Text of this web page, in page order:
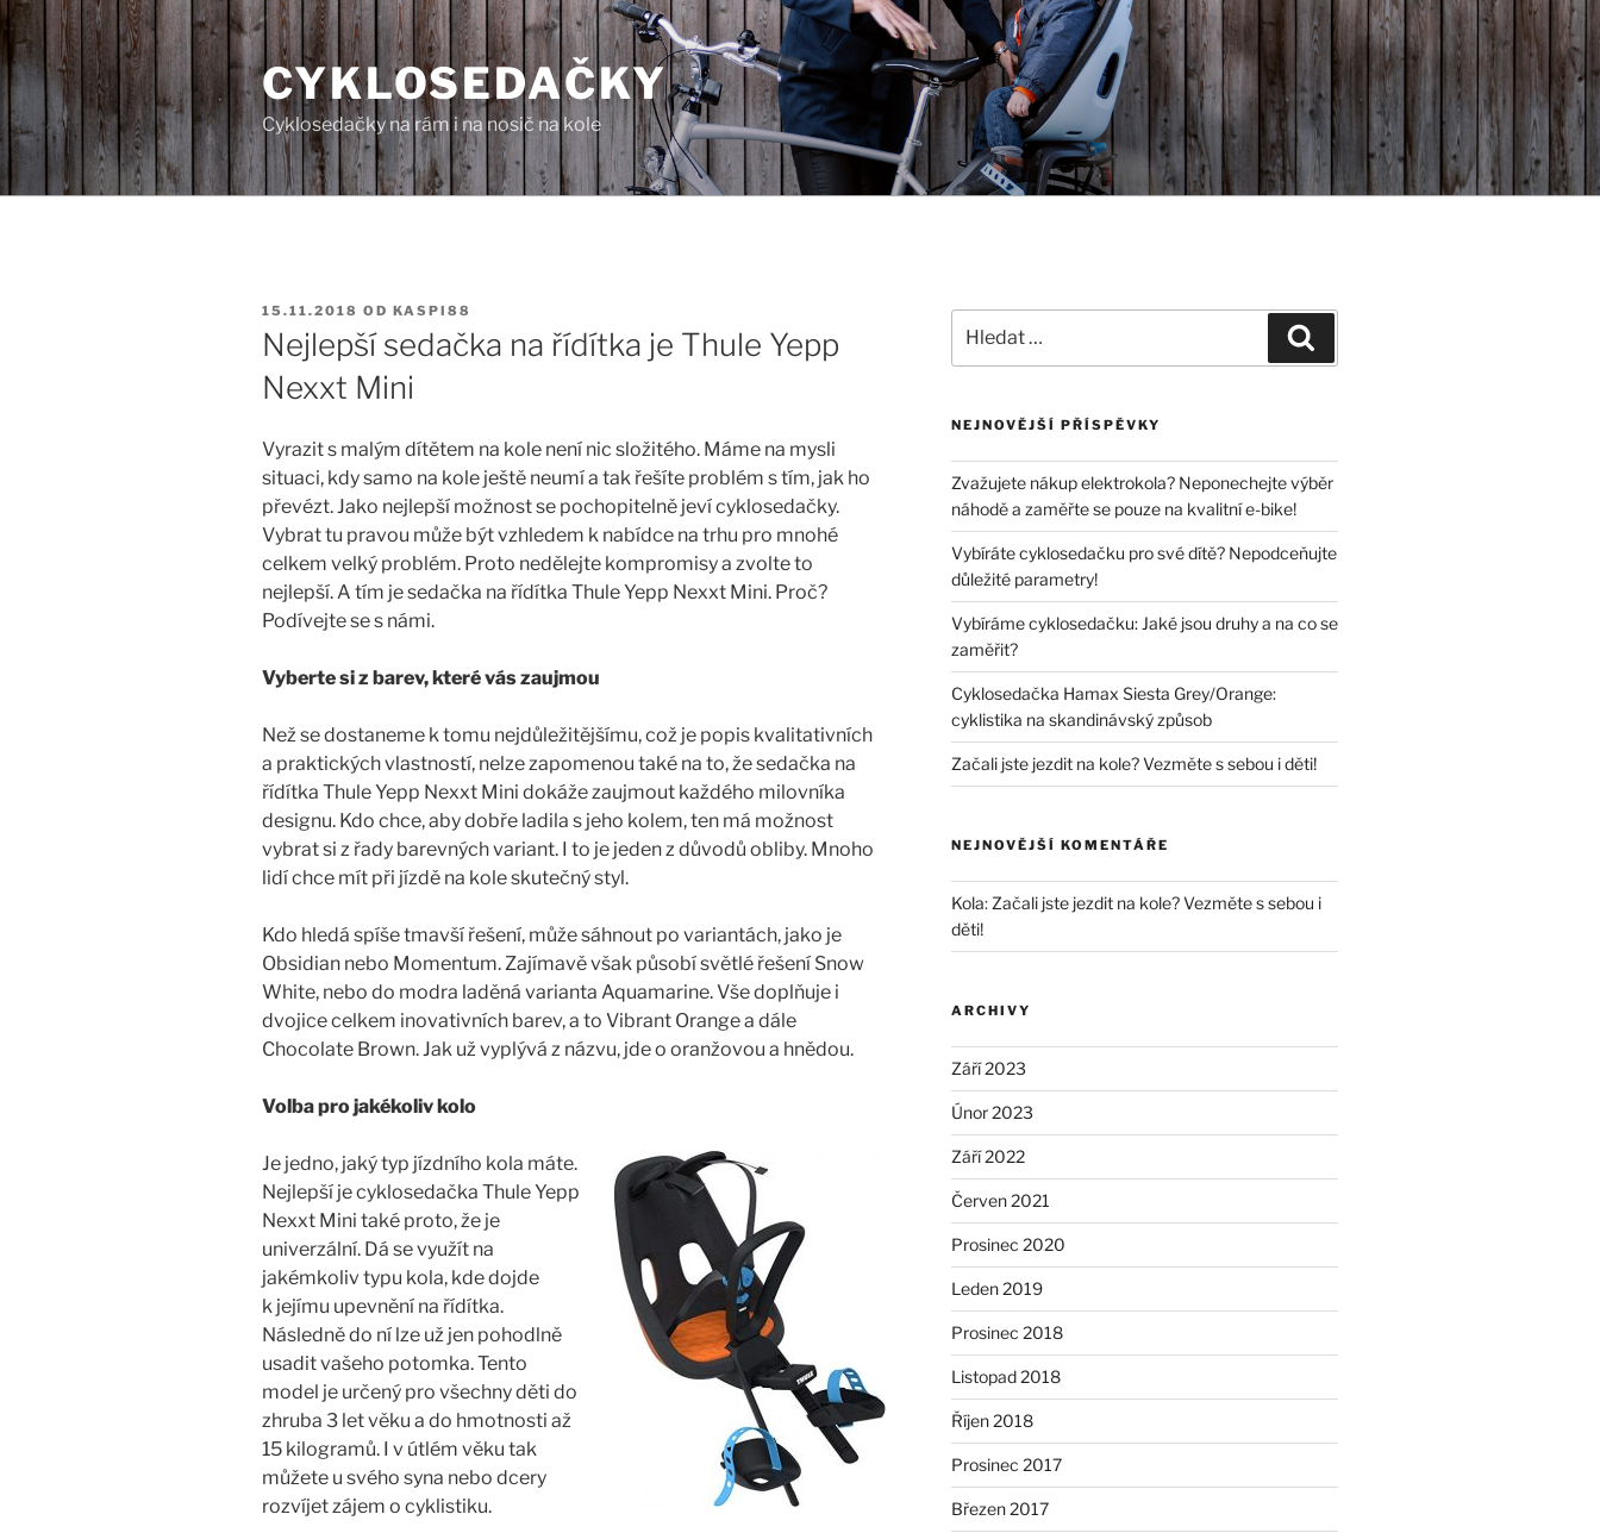
Přejít
obsahu
webu
CYKLOSEDAČKY
Cyklosedačky na rám i na nosič na kole
PUBLIKOVÁNO
15.11.2018 OD KASPI88
Nejlepší sedačka na řídítka je Thule Yepp
Nexxt Mini
Vyrazit s malým dítětem na kole není nic složitého. Máme na mysli
situaci, kdy samo na kole ještě neumí a tak řešíte problém s tím, jak ho
převézt. Jako nejlepší možnost se pochopitelně jeví cyklosedačky.
Vybrat tu pravou může být vzhledem k nabídce na trhu pro mnohé
celkem velký problém. Proto nedělejte kompromisy a zvolte to
nejlepší. A tím je sedačka na řídítka Thule Yepp Nexxt Mini. Proč?
Podívejte se s námi.
Vyberte si z barev, které vás zaujmou
Než se dostaneme k tomu nejdůležitějšímu, což je popis kvalitativních
a praktických vlastností, nelze zapomenou také na to, že sedačka na
řídítka Thule Yepp Nexxt Mini dokáže zaujmout každého milovníka
designu. Kdo chce, aby dobře ladila s jeho kolem, ten má možnost
vybrat si z řady barevných variant. I to je jeden z důvodů obliby. Mnoho
lidí chce mít při jízdě na kole skutečný styl.
Kdo hledá spíše tmavší řešení, může sáhnout po variantách, jako je
Obsidian nebo Momentum. Zajímavě však působí světlé řešení Snow
White, nebo do modra laděná varianta Aquamarine. Vše doplňuje i
dvojice celkem inovativních barev, a to Vibrant Orange a dále
Chocolate Brown. Jak už vyplývá z názvu, jde o oranžovou a hnědou.
Volba pro jakékoliv kolo
Je jedno, jaký typ jízdního kola máte.
Nejlepší je cyklosedačka Thule Yepp
Nexxt Mini také proto, že je
univerzální. Dá se využít na
jakémkoliv typu kola, kde dojde
k jejímu upevnění na řídítka.
Následně do ní lze už jen pohodlně
usadit vašeho potomka. Tento
model je určený pro všechny děti do
zhruba 3 let věku a do hmotnosti až
15 kilogramů. I v útlém věku tak
můžete u svého syna nebo dcery
rozvíjet zájem o cyklistiku.
NEJNOVĚJŠÍ PŘÍSPĚVKY
Zvažujete nákup elektrokola? Neponechejte výběr
náhodě a zaměřte se pouze na kvalitní e-bike!
Vybíráte cyklosedačku pro své dítě? Nepodceňujte
důležité parametry!
Vybíráme cyklosedačku: Jaké jsou druhy a na co se
zaměřit?
Cyklosedačka Hamax Siesta Grey/Orange:
cyklistika na skandinávský způsob
Začali jste jezdit na kole? Vezměte s sebou i děti!
NEJNOVĚJŠÍ KOMENTÁŘE
Kola: Začali jste jezdit na kole? Vezměte s sebou i
děti!
ARCHIVY
Září 2023
Únor 2023
Září 2022
Červen 2021
Prosinec 2020
Leden 2019
Prosinec 2018
Listopad 2018
Říjen 2018
Prosinec 2017
Březen 2017